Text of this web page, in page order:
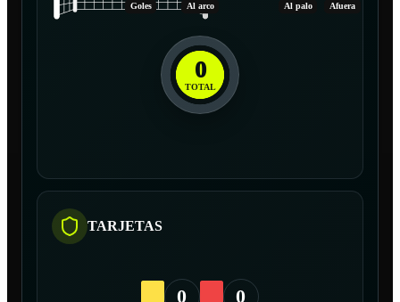
Goles Al arco Al palo Afuera
0
TOTAL
TARJETAS
0 0